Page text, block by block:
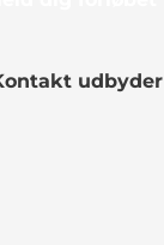
udbyder